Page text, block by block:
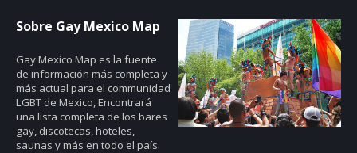
Sobre Gay Mexico Map
Gay Mexico Map es la fuente
de información más completa y
más actual para el communidad
LGBT de Mexico, Encontrará
una lista completa de los bares
gay, discotecas, hoteles,
saunas y más en todo el país.